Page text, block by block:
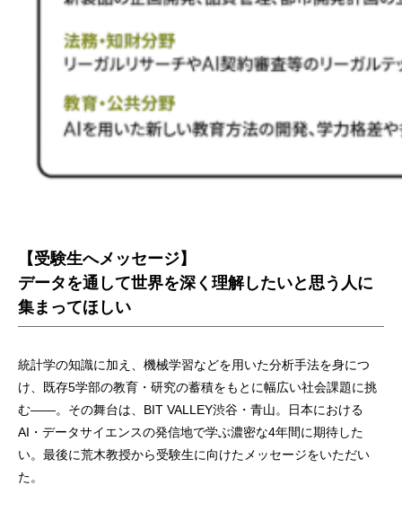
【受験生へメッセージ】
データを通して世界を深く理解したいと思う人に
集まってほしい
統計学の知識に加え、機械学習などを用いた分析手法を身につ
け、既存5学部の教育・研究の蓄積をもとに幅広い社会課題に挑
む——。その舞台は、BIT VALLEY渋谷・青山。日本における
AI・データサイエンスの発信地で学ぶ濃密な4年間に期待した
い。最後に荒木教授から受験生に向けたメッセージをいただい
た。